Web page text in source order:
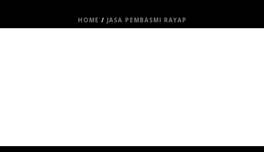
HOME / JASA PEMBASMI RAYAP